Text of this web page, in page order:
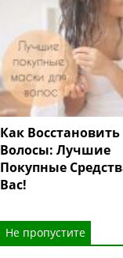
Как Восстановить
Волосы: Лучшие
Покупные
Вас!
Не пропустите